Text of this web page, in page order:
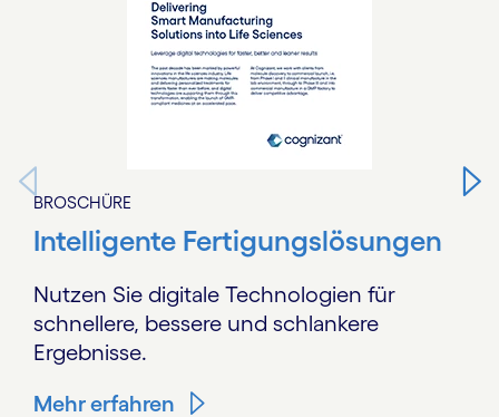
BROSCHÜRE
Intelligente Fertigungslösungen
Nutzen Sie digitale Technologien für
schnellere, bessere und schlankere
Ergebnisse.
Mehr erfahren